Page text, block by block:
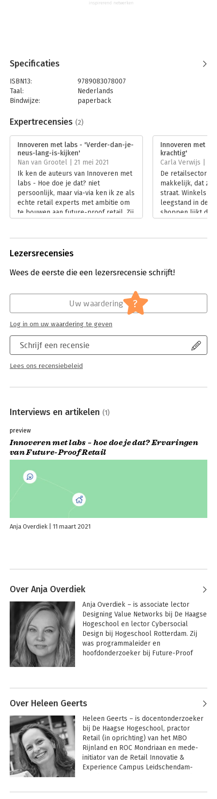
inspirerend netwerken
Specificaties
ISBN13:
9789083078007
Taal:
Nederlands
Bindwijze:
paperback
Uitgever:
De Haagse Hogeschool
Verschijningsdatum:
Hoofdrubriek: Verandermanagement
Expertrecensies (2)
Innoveren met labs - 'Verder-dan-je-
neus-lang-is-kijken'
Nan van Grootel | 21 mei 2021
Ik ken de auteurs van Innoveren met
labs - Hoe doe je dat? niet
persoonlijk, maar via-via ken ik ze als
echte retail experts met ambitie om
te bouwen aan future-proof retail. Zij
Lees verder
Innoveren met
krachtig'
Carla Verwijs | 12
De retailsector
makkelijk, dat
straat. Winkels
leegstand in de
shoppen lijkt de
Lezersrecensies
Wees de eerste die een lezersrecensie schrijft!
Schrijf een recensie
Lees ons recensiebeleid
Uw waardering ?
Log in om uw waardering te geven
Interviews en artikelen (1)
preview
Innoveren met labs – hoe doe je dat? Ervaringen
van Future-Proof Retail
Anja Overdiek 11 maart 2021
Over Anja Overdiek
Anja Overdiek – is associate lector
Designing Value Networks bij De Haagse
Hogeschool en lector Cybersocial
Design bij Hogeschool Rotterdam. Zij
was programmaleider en
hoofdonderzoeker bij Future-Proof
Over Heleen Geerts
Heleen Geerts – is docentonderzoeker
bij De Haagse Hogeschool, practor
Retail (in oprichting) van het MBO
Rijnland en ROC Mondriaan en mede-
initiator van de Retail Innovatie &
Experience Campus Leidschendam-